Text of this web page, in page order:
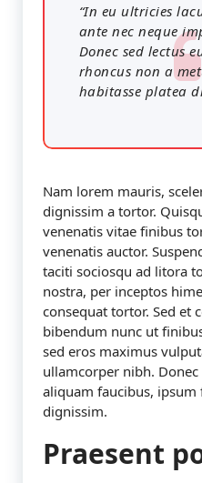
“In eu ultricies
ante nec neque
Donec sed lectus
rhoncus non a
habitasse platea
Nam lorem mauris,
dignissim a tortor.
venenatis vitae finibus
venenatis auctor.
taciti sociosqu ad litora
nostra, per inceptos
consequat tortor. Sed et
bibendum nunc ut
sed eros maximus
ullamcorper nibh.
aliquam faucibus,
dignissim.
Praesent